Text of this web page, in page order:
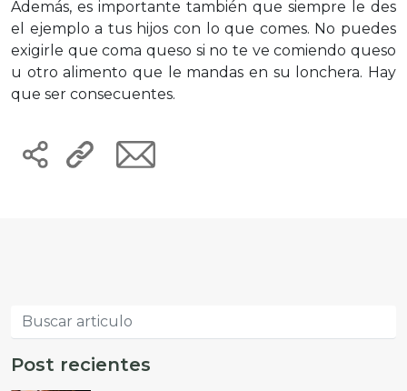
Además, es importante también que siempre le des
el ejemplo a tus hijos con lo que comes. No puedes
exigirle que coma queso si no te ve comiendo queso
u otro alimento que le mandas en su lonchera. Hay
que ser consecuentes.
Post recientes